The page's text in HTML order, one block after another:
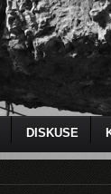
DISKUSE